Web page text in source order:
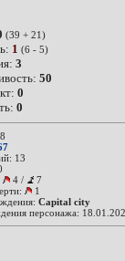
(39 + 21)
1 (6 - 5)
3
50
0
0
13
4 /
7
1
Capital city
персонажа: